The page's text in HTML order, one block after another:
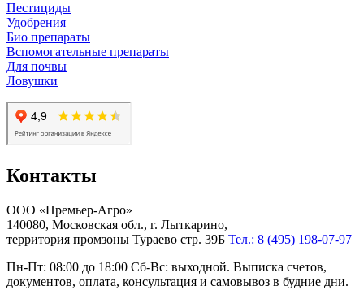
Пестициды
Удобрения
Био препараты
Вспомогательные препараты
Для почвы
Ловушки
Контакты
ООО «Премьер-Агро»
140080, Московская обл., г. Лыткарино,
территория промзоны Тураево стр. 39Б Тел.: 8 (495) 198-07-97
Пн-Пт: 08:00 до 18:00 Сб-Вс: выходной. Выписка счетов,
документов, оплата, консультация и самовывоз в будние дни.